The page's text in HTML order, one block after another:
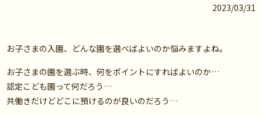
2023/03/31
お子さまの入園、どんな園を選べばよいのか悩みますよね。
お子さまの園を選ぶ時、何をポイントにすればよいのか…
認定こども園って何だろう…
共働きだけどどこに預けるのが良いのだろう…